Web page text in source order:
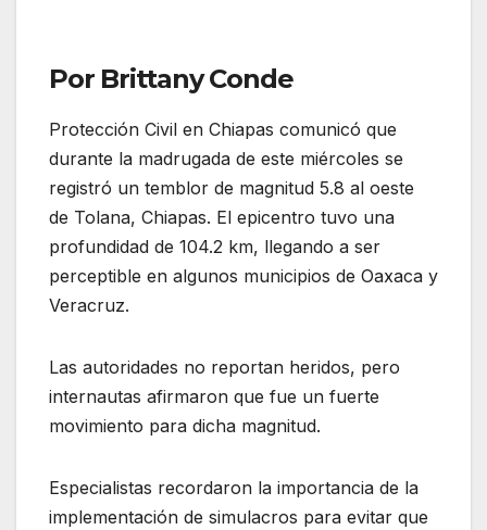
Por Brittany Conde
Protección Civil en Chiapas comunicó que
durante la madrugada de este miércoles se
registró un temblor de magnitud 5.8 al oeste
de Tolana, Chiapas. El epicentro tuvo una
profundidad de 104.2 km, llegando a ser
perceptible en algunos municipios de Oaxaca y
Veracruz.
Las autoridades no reportan heridos, pero
internautas afirmaron que fue un fuerte
movimiento para dicha magnitud.
Especialistas recordaron la importancia de la
implementación de simulacros para evitar que